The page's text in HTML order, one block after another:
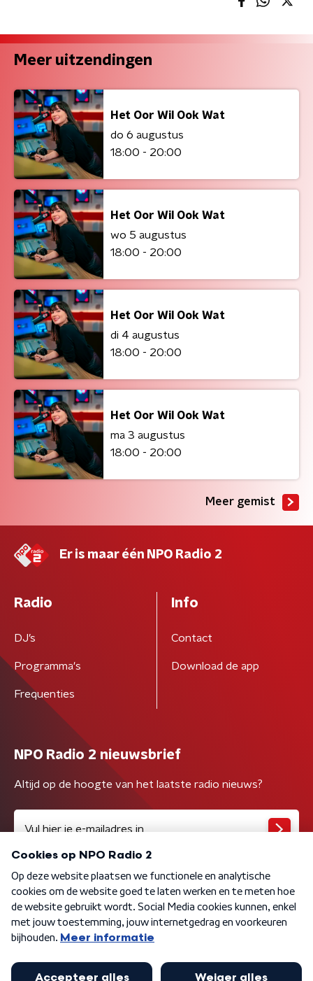
Meer uitzendingen
Het Oor Wil Ook Wat
do 6 augustus
18:00 - 20:00
Het Oor Wil Ook Wat
wo 5 augustus
18:00 - 20:00
Het Oor Wil Ook Wat
di 4 augustus
18:00 - 20:00
Het Oor Wil Ook Wat
ma 3 augustus
18:00 - 20:00
Meer gemist
Er is maar één NPO Radio 2
Radio
DJ’s
Programma's
Frequenties
Info
Contact
Download de app
NPO Radio 2 nieuwsbrief
Altijd op de hoogte van het laatste radio nieuws?
Algemene voorwaarden